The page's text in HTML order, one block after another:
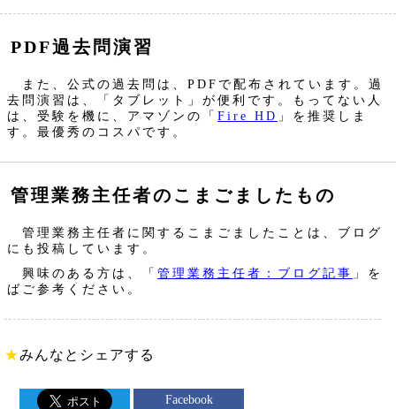
PDF過去問演習
また、公式の過去問は、PDFで配布されています。過
去問演習は、「タブレット」が便利です。もってない人
は、受験を機に、アマゾンの「 Fire HD 」を推奨しま
す。最優秀のコスパです。
管理業務主任者のこまごましたもの
管理業務主任者に関するこまごましたことは、ブログ
にも投稿しています。
興味のある方は、「 管理業務主任者：ブログ記事 」を
ばご参考ください。
★みんなとシェアする
Facebook